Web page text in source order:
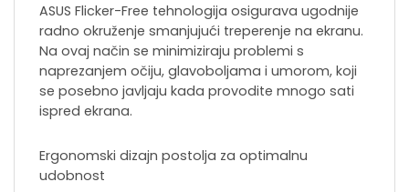
ASUS Flicker-Free tehnologija osigurava ugodnije
radno okruženje smanjujući treperenje na ekranu.
Na ovaj način se minimiziraju problemi s
naprezanjem očiju, glavoboljama i umorom, koji
se posebno javljaju kada provodite mnogo sati
ispred ekrana.
Ergonomski dizajn postolja za optimalnu
udobnost